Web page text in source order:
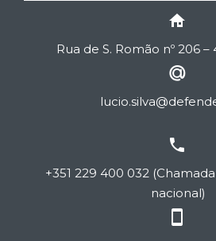


Rua de S. Romão nº 206 –




+351 229 400 032
nacional)

